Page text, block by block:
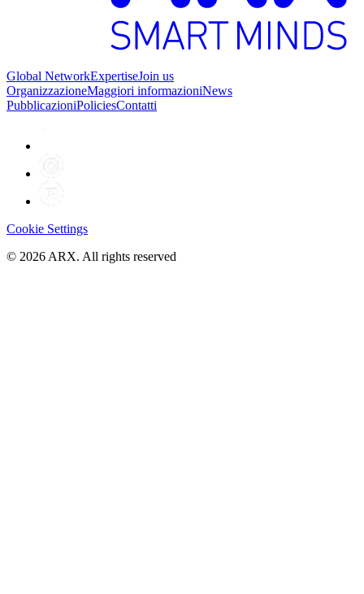
Global NetworkExpertiseJoin us
OrganizzazioneMaggiori informazioniNews
PubblicazioniPoliciesContatti
Cookie Settings
© 2026 ARX. All rights reserved